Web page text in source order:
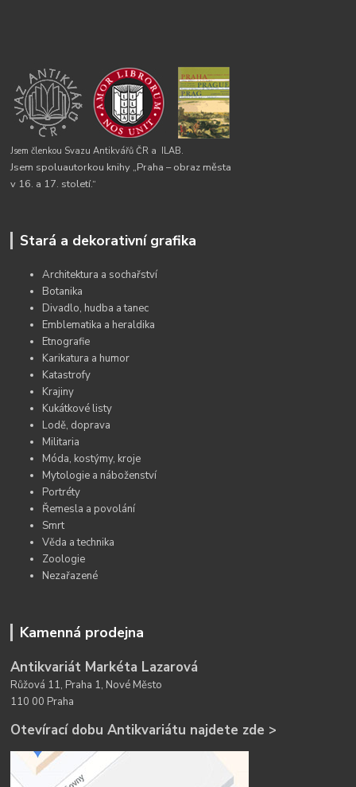
Jsem členkou Svazu Antikvářů ČR a ILAB.
Jsem spoluautorkou knihy „Praha – obraz města
v 16. a 17. století.“
Stará a dekorativní grafika
Architektura a sochařství
Botanika
Divadlo, hudba a tanec
Emblematika a heraldika
Etnografie
Karikatura a humor
Katastrofy
Krajiny
Kukátkové listy
Lodě, doprava
Militaria
Móda, kostýmy, kroje
Mytologie a náboženství
Portréty
Řemesla a povolání
Smrt
Věda a technika
Zoologie
Nezařazené
Kamenná prodejna
Antikvariát Markéta Lazarová
Růžová 11, Praha 1, Nové Město
110 00 Praha
Otevírací dobu Antikvariátu najdete zde >